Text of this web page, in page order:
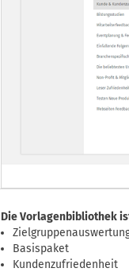
Die Vorlagenbibliothek
Basispaket
Kundenzufriedenheit